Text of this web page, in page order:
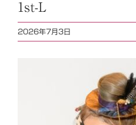
1st-L
2026年7月3日